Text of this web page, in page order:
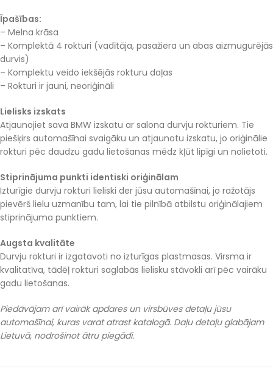
Īpašības:
– Melna krāsa
– Komplektā 4 rokturi (vadītāja, pasažiera un abas aizmugurējās
durvis)
– Komplektu veido iekšējās rokturu daļas
– Rokturi ir jauni, neoriģināli
Lielisks izskats
Atjaunojiet sava BMW izskatu ar salona durvju rokturiem. Tie
piešķirs automašīnai svaigāku un atjaunotu izskatu, jo oriģinālie
rokturi pēc daudzu gadu lietošanas mēdz kļūt lipīgi un nolietoti.
Stiprinājuma punkti identiski oriģinālam
Izturīgie durvju rokturi lieliski der jūsu automašīnai, jo ražotājs
pievērš lielu uzmanību tam, lai tie pilnībā atbilstu oriģinālajiem
stiprinājuma punktiem.
Augsta kvalitāte
Durvju rokturi ir izgatavoti no izturīgas plastmasas. Virsma ir
kvalitatīva, tādēļ rokturi saglabās lielisku stāvokli arī pēc vairāku
gadu lietošanas.
Piedāvājam arī vairāk apdares un virsbūves detaļu jūsu
automašīnai, kuras varat atrast katalogā. Daļu detaļu glabājam
Lietuvā, nodrošinot ātru piegādi.